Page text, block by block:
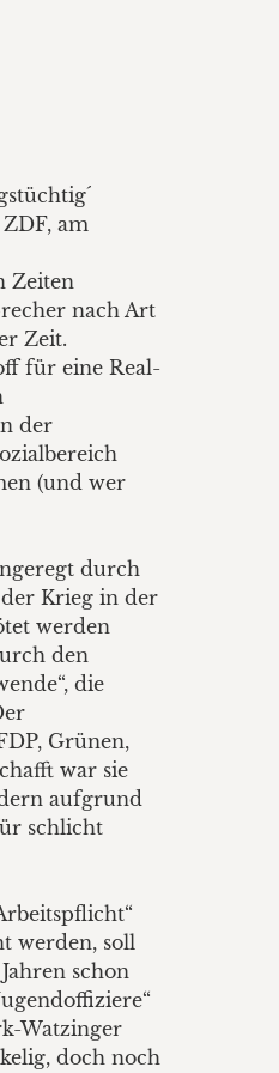
am
Zeiten
nach Art
Zeit.
für eine Real-
der
(und wer
durch
Krieg in der
werden
den
die
Grünen,
war sie
aufgrund
schlicht
werden, soll
schon
Watzinger
doch noch